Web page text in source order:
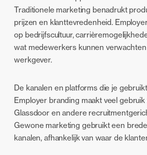
Traditionele marketing benadrukt
prijzen en klanttevredenheid.
op bedrijfscultuur,
wat medewerkers kunnen verwachten
werkgever.
De kanalen en platforms die je
Employer branding maakt veel gebruik
Glassdoor en andere
Gewone marketing gebruikt een
kanalen, afhankelijk van waar de